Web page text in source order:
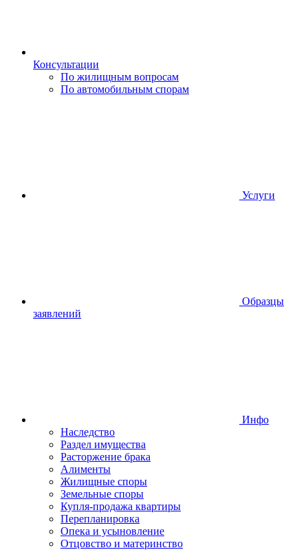
Консультации
По жилищным вопросам
По автомобильным спорам
Услуги
Образцы
заявлений
Инфо
Наследство
Раздел имущества
Расторжение брака
Алименты
Жилищные споры
Земельные споры
Купля-продажа квартиры
Перепланировка
Опека и усыновление
Отцовство и материнство